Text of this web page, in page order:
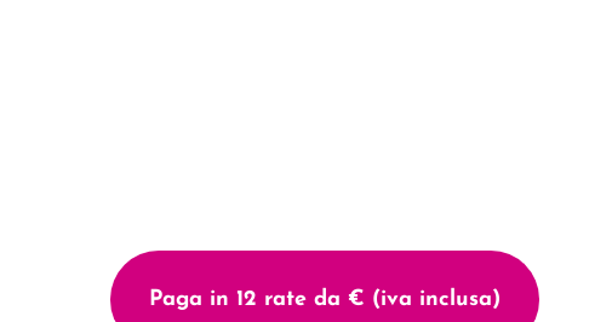
Paga in 12 rate da € (iva inclusa)